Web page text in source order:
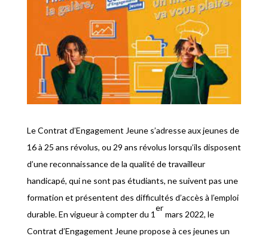
Le Contrat d’Engagement Jeune s’adresse aux jeunes de
16 à 25 ans révolus, ou 29 ans révolus lorsqu’ils disposent
d’une reconnaissance de la qualité de travailleur
handicapé, qui ne sont pas étudiants, ne suivent pas une
formation et présentent des difficultés d’accès à l’emploi
durable. En vigueur à compter du 1
er
mars 2022, le
Contrat d’Engagement Jeune propose à ces jeunes un